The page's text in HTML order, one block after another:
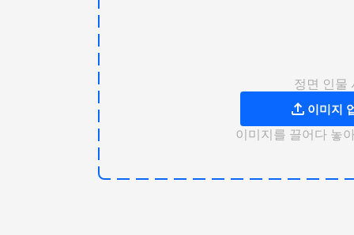
정면 인물
이미지
이미지를 끌어다 놓